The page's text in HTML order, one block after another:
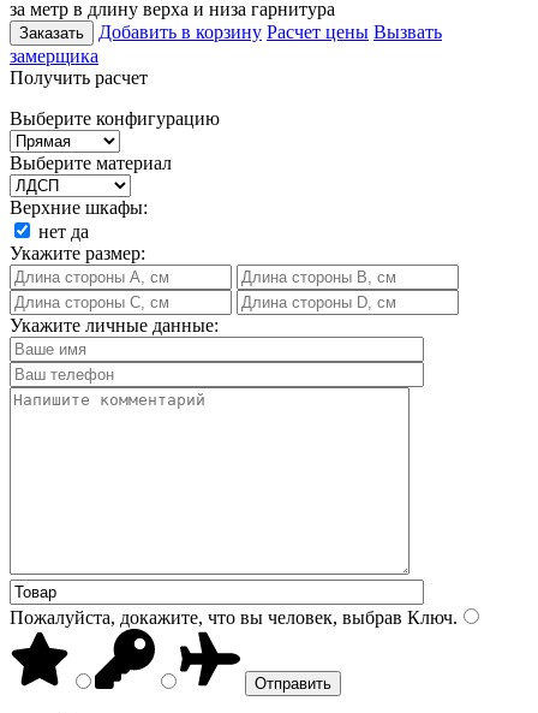
за метр в длину верха и низа гарнитура
Заказать Добавить в корзину Расчет цены Вызвать
замерщика
Получить расчет
Выберите конфигурацию
Выберите материал
Верхние шкафы:
нет да
Укажите размер:
Укажите личные данные:
Пожалуйста, докажите, что вы человек, выбрав Ключ.